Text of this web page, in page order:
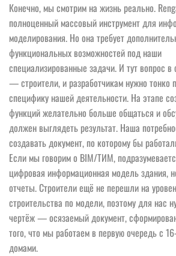
Конечно, мы смотрим на жизнь реально.
полноценный массовый инструмент для
моделирования. Но она требует
функциональных возможностей под наши
специализированные задачи. И тут вопрос
— строители, и разработчикам нужно тонко
специфику нашей деятельности. На этапе
функций желательно больше общаться и
должен выглядеть результат. Наша
создавать документ, по которому бы
Если мы говорим о BIM/ТИМ,
цифровая информационная модель здания,
отчеты. Строители ещё не перешли на
строительства по модели, поэтому для нас
чертёж — осязаемый документ,
того, что мы работаем в первую очередь с
домами.